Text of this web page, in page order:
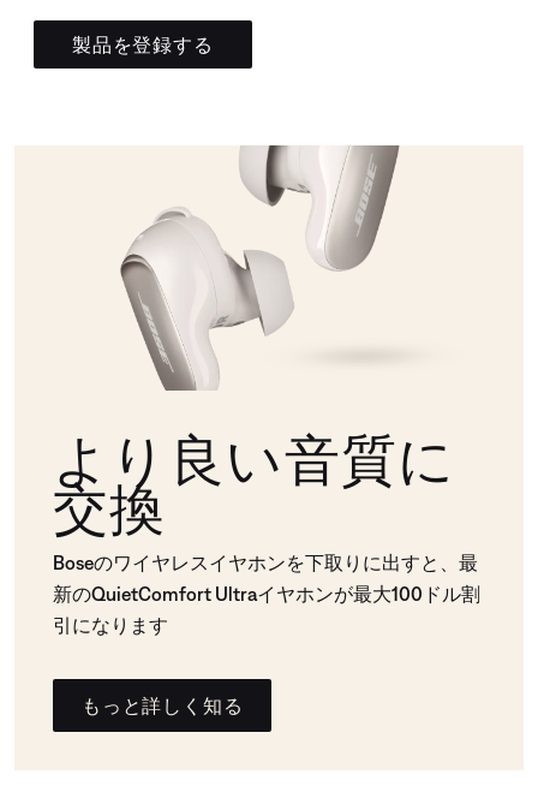
製品を登録する
より良い音質に
交換
Boseのワイヤレスイヤホンを下取りに出すと、最
新のQuietComfort Ultraイヤホンが最大100ドル割
引になります
もっと詳しく知る